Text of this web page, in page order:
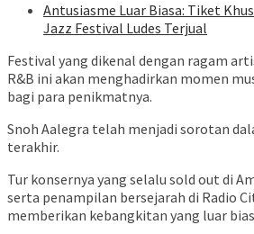
Antusiasme Luar Biasa: Tiket
Jazz Festival Ludes Terjual
Festival yang dikenal dengan ragam
R&B ini akan menghadirkan momen
bagi para penikmatnya.
Snoh Aalegra telah menjadi sorotan
terakhir.
Tur konsernya yang selalu sold out di
serta penampilan bersejarah di Radio
memberikan kebangkitan yang luar